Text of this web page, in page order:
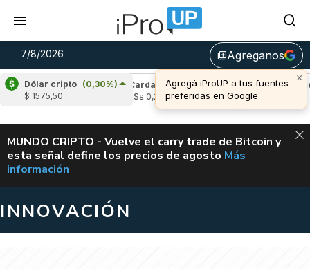
7/8/2026 library_addAgreganos
×
Agregá iProUP a tus fuentes
preferidas en Google
Dólar cripto (0,30%)
$ 1575,50
(-2,04%)
Cardano (-1,73%)
u$s 0,20
Avalanche
u$s 6,43
ALERTA
MUNDO CRIPTO - Vuelve el carry trade de Bitcoin y
esta señal define los precios de agosto VUELVE EL
Más
información
INNOVACIÓN